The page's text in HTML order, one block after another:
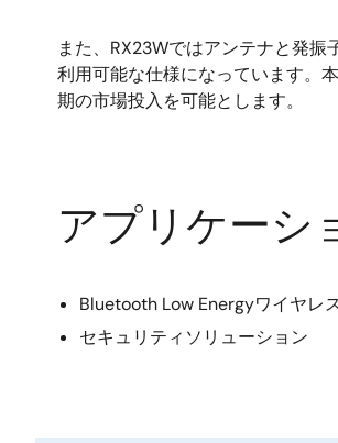
AESなどの各種暗号化エンジン
また、RX23Wではアンテナと発
利用可能な仕様になっています。
期の市場投入を可能とします。
アプリケーシ
Bluetooth Low Energyワイヤレ
セキュリティソリューション